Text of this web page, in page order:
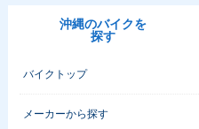
沖縄のバイクを
探す
バイクトップ
メーカーから探す